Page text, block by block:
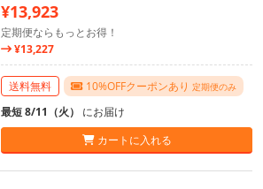
¥13,923
定期便ならもっとお得！
¥13,227
送料無料 10%OFFクーポンあり 定期便のみ
最短 8/11（火） にお届け
カートに入れる